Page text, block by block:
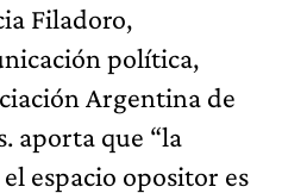
Filadoro,
política,
Argentina de
aporta que “la
espacio opositor es